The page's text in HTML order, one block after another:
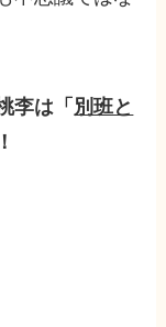
李は「 別班と